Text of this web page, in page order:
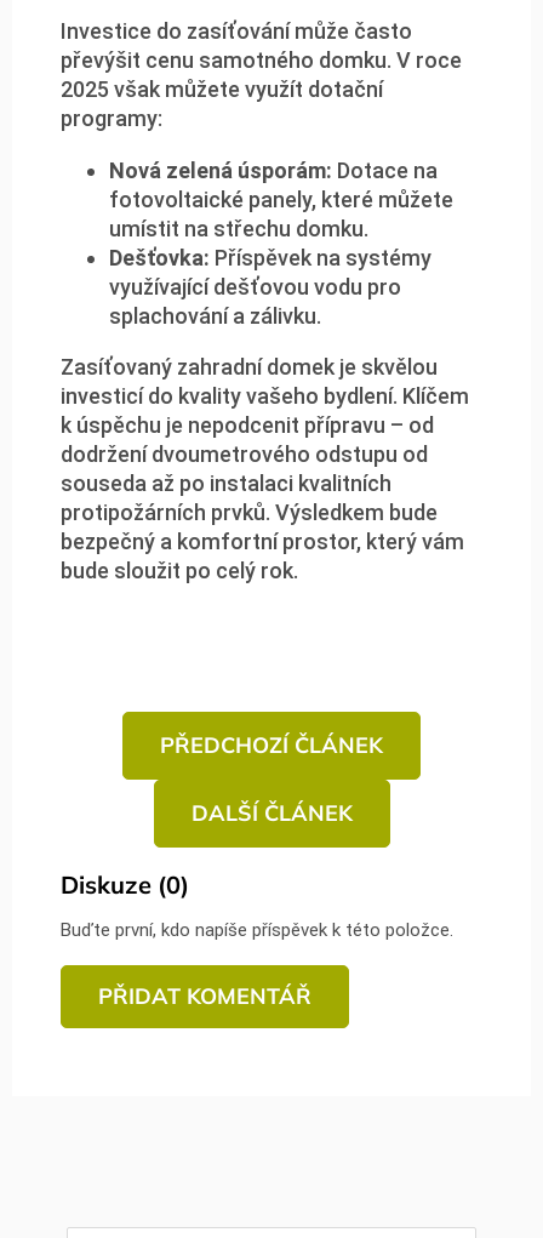
Investice do zasíťování může často
převýšit cenu samotného domku. V roce
2025 však můžete využít dotační
programy:
Nová zelená úsporám: Dotace na
fotovoltaické panely, které můžete
umístit na střechu domku.
Dešťovka: Příspěvek na systémy
využívající dešťovou vodu pro
splachování a zálivku.
Zasíťovaný zahradní domek je skvělou
investicí do kvality vašeho bydlení. Klíčem
k úspěchu je nepodcenit přípravu – od
dodržení dvoumetrového odstupu od
souseda až po instalaci kvalitních
protipožárních prvků. Výsledkem bude
bezpečný a komfortní prostor, který vám
bude sloužit po celý rok.
PŘEDCHOZÍ ČLÁNEK
DALŠÍ ČLÁNEK
Diskuze (0)
Buďte první, kdo napíše příspěvek k této položce.
PŘIDAT KOMENTÁŘ